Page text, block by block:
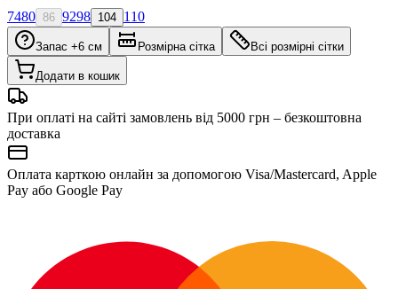
7480 86 9298 104 110
Запас +6 см Розмірна сітка Всі розмірні сітки
Додати в кошик
При оплаті на сайті замовлень від 5000 грн – безкоштовна
доставка
Оплата карткою онлайн за допомогою Visa/Mastercard, Apple
Pay або Google Pay